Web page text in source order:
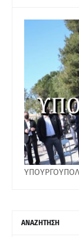
ΑΝΑΖΗΤΗΣΗ